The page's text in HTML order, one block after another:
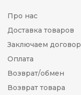
Про нас
Доставка товаров
Заключаем договор
Оплата
Возврат/обмен
Возврат товара